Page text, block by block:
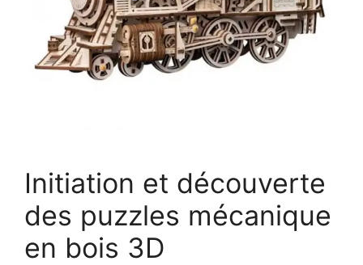
Initiation et découverte
des puzzles mécanique
en bois 3D